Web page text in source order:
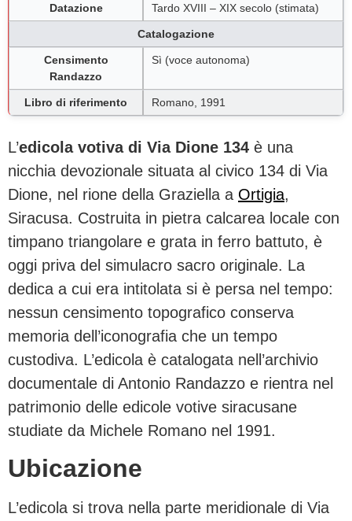
Datazione Tardo XVIII – XIX secolo (stimata)
Catalogazione
Censimento
Randazzo
Sì (voce autonoma)
Libro di riferimento Romano, 1991
L’edicola votiva di Via Dione 134 è una
nicchia devozionale situata al civico 134 di Via
Dione, nel rione della Graziella a Ortigia,
Siracusa. Costruita in pietra calcarea locale con
timpano triangolare e grata in ferro battuto, è
oggi priva del simulacro sacro originale. La
dedica a cui era intitolata si è persa nel tempo:
nessun censimento topografico conserva
memoria dell’iconografia che un tempo
custodiva. L’edicola è catalogata nell’archivio
documentale di Antonio Randazzo e rientra nel
patrimonio delle edicole votive siracusane
studiate da Michele Romano nel 1991.
Ubicazione
L’edicola si trova nella parte meridionale di Via